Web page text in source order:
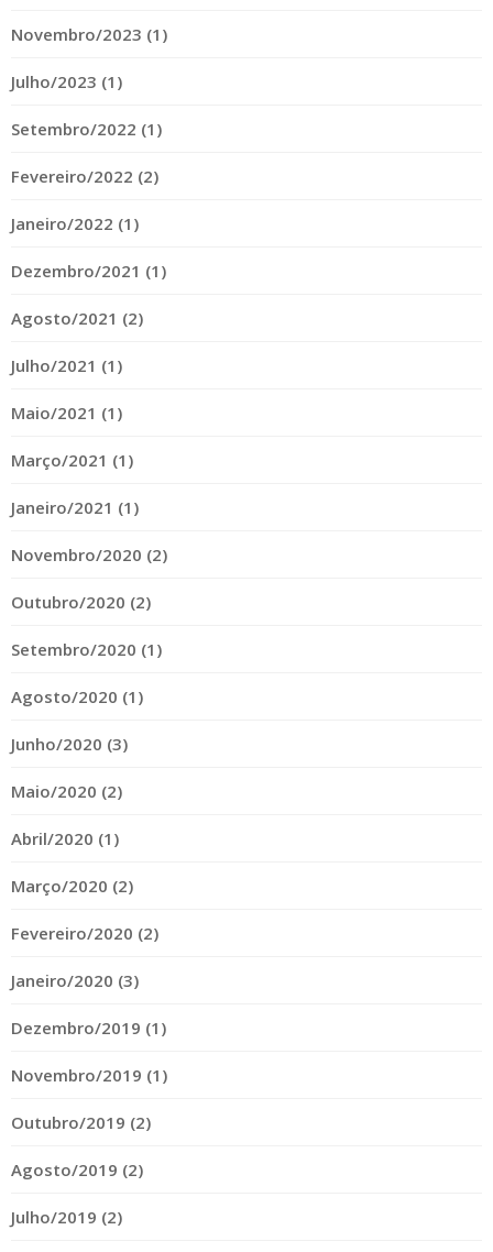
Novembro/2023 (1)
Julho/2023 (1)
Setembro/2022 (1)
Fevereiro/2022 (2)
Janeiro/2022 (1)
Dezembro/2021 (1)
Agosto/2021 (2)
Julho/2021 (1)
Maio/2021 (1)
Março/2021 (1)
Janeiro/2021 (1)
Novembro/2020 (2)
Outubro/2020 (2)
Setembro/2020 (1)
Agosto/2020 (1)
Junho/2020 (3)
Maio/2020 (2)
Abril/2020 (1)
Março/2020 (2)
Fevereiro/2020 (2)
Janeiro/2020 (3)
Dezembro/2019 (1)
Novembro/2019 (1)
Outubro/2019 (2)
Agosto/2019 (2)
Julho/2019 (2)